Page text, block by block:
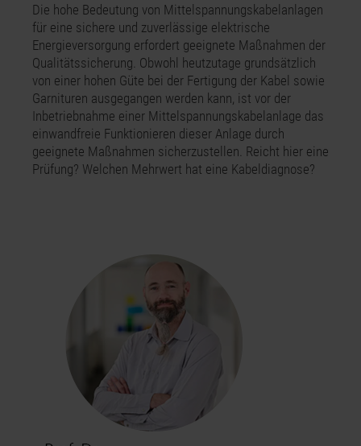
Die hohe Bedeutung von Mittelspannungskabelanlagen
für eine sichere und zuverlässige elektrische
Energieversorgung erfordert geeignete Maßnahmen der
Qualitätssicherung. Obwohl heutzutage grundsätzlich
von einer hohen Güte bei der Fertigung der Kabel sowie
Garnituren ausgegangen werden kann, ist vor der
Inbetriebnahme einer Mittelspannungskabelanlage das
einwandfreie Funktionieren dieser Anlage durch
geeignete Maßnahmen sicherzustellen. Reicht hier eine
Prüfung? Welchen Mehrwert hat eine Kabeldiagnose?